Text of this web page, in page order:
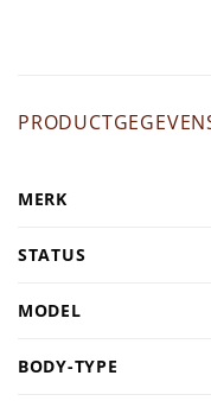
MERK
STATUS
MODEL
BODY-TYPE